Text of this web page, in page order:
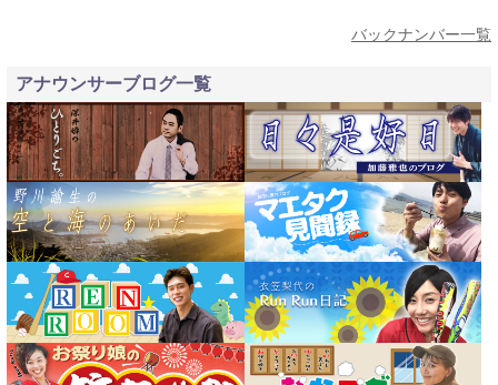
バックナンバー一覧
アナウンサーブログ一覧